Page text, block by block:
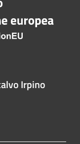
Irpino